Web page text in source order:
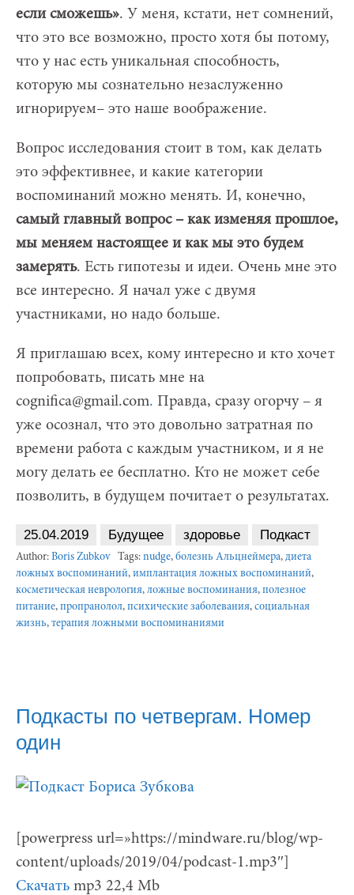
если сможешь». У меня, кстати, нет сомнений,
что это все возможно, просто хотя бы потому,
что у нас есть уникальная способность,
которую мы сознательно незаслуженно
игнорируем– это наше воображение.
Вопрос исследования стоит в том, как делать
это эффективнее, и какие категории
воспоминаний можно менять. И, конечно,
самый главный вопрос – как изменяя прошлое,
мы меняем настоящее и как мы это будем
замерять. Есть гипотезы и идеи. Очень мне это
все интересно. Я начал уже с двумя
участниками, но надо больше.
Я приглашаю всех, кому интересно и кто хочет
попробовать, писать мне на
cognifica@gmail.com. Правда, сразу огорчу – я
уже осознал, что это довольно затратная по
времени работа с каждым участником, и я не
могу делать ее бесплатно. Кто не может себе
позволить, в будущем почитает о результатах.
25.04.2019 Будущее здоровье Подкаст
Author: Boris Zubkov Tags: nudge, болезнь Альцнеймера, диета
ложных воспоминаний, имплантация ложных воспоминаний,
косметическая неврология, ложные воспоминания, полезное
питание, пропранолол, психические заболевания, социальная
жизнь, терапия ложными воспоминаниями
Подкасты по четвергам. Номер
один
[powerpress url=»https://mindware.ru/blog/wp-
content/uploads/2019/04/podcast-1.mp3″]
Скачать mp3 22,4 Mb